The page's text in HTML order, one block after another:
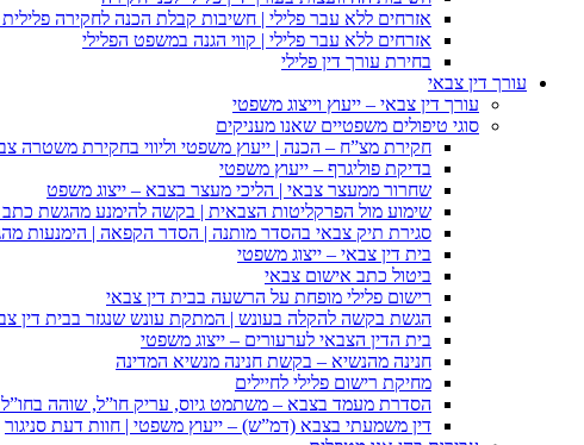
אזרחים ללא עבר פלילי | חשיבות קבלת הכנה לחקירה
אזרחים ללא עבר פלילי | קווי הגנה במשפט הפלילי
בחירת עורך דין פלילי
עורך דין צבאי
עורך דין צבאי – ייעוץ וייצוג משפטי
סוגי טיפולים משפטיים שאנו מעניקים
חקירת מצ”ח – הכנה | ייעוץ משפטי וליווי בחקירת משטרה
בדיקת פוליגרף – ייעוץ משפטי
שחרור ממעצר צבאי | הליכי מעצר בצבא – ייצוג משפט
שימוע מול הפרקליטות הצבאית | בקשה להימנע מהגשת
סגירת תיק צבאי בהסדר מותנה | הסדר הקפאה | הימנעות
בית דין צבאי – ייצוג משפטי
ביטול כתב אישום צבאי
רישום פלילי מופחת על הרשעה בבית דין צבאי
הגשת בקשה להקלה בעונש | המתקת עונש שנגזר בבית דין
בית הדין הצבאי לערעורים – ייצוג משפטי
חנינה מהנשיא – בקשת חנינה מנשיא המדינה
מחיקת רישום פלילי לחיילים
הסדרת מעמד בצבא – משתמט גיוס, עריק חו”ל, שוהה
דין משמעתי בצבא (דמ”ש) – ייעוץ משפטי | חוות דעת סניגור